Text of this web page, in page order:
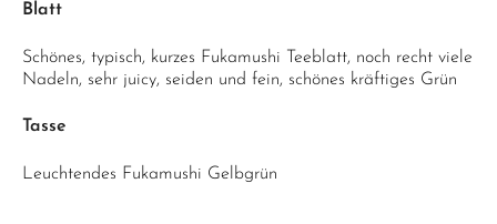
Blatt
Schönes, typisch, kurzes Fukamushi Teeblatt, noch recht viele
Nadeln, sehr juicy, seiden und fein, schönes kräftiges Grün
Tasse
Leuchtendes Fukamushi Gelbgrün